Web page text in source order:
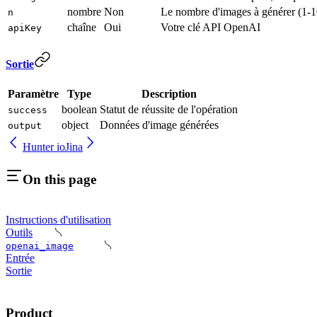
n nombre Non Le nombre d'images à générer (1-
apiKey chaîne Oui Votre clé API OpenAI
Sortie
Paramètre Type Description
success boolean Statut de réussite de l'opération
output object
Données d'image générées
Hunter ioJina
On this page
Instructions d'utilisation
Outils
openai_image
Entrée
Sortie
Product